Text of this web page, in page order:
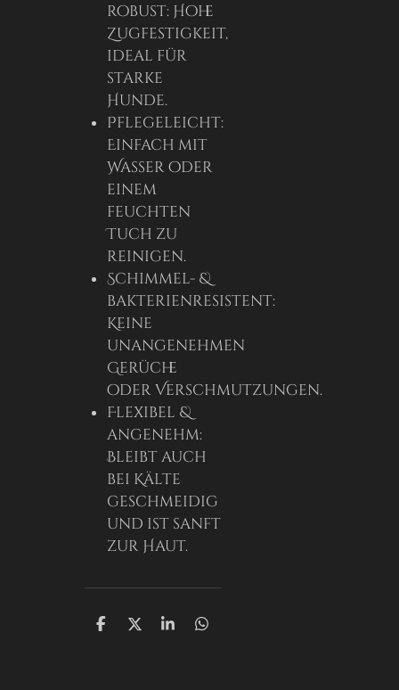
robust: Hohe
Zugfestigkeit,
ideal für
starke
Hunde.
Pflegeleicht:
Einfach mit
Wasser oder
einem
feuchten
Tuch zu
reinigen.
Schimmel- &
bakterienresistent:
Keine
unangenehmen
Gerüche
oder Verschmutzungen.
Flexibel &
angenehm:
Bleibt auch
bei Kälte
geschmeidig
und ist sanft
zur Haut.
T
T
T
T